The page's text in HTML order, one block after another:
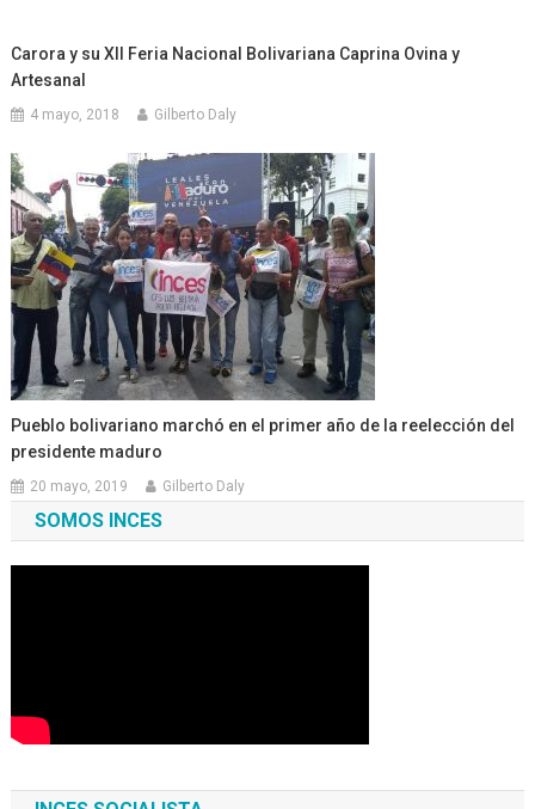
Carora y su XII Feria Nacional Bolivariana Caprina Ovina y
Artesanal
4 mayo, 2018 Gilberto Daly
Pueblo bolivariano marchó en el primer año de la reelección del
presidente maduro
20 mayo, 2019 Gilberto Daly
SOMOS INCES